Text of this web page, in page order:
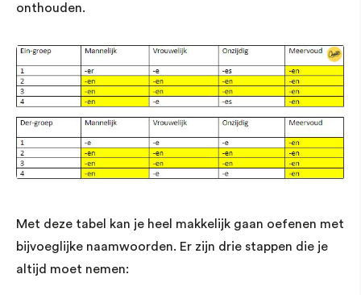
onthouden.
Met deze tabel kan je heel makkelijk gaan oefenen met
bijvoeglijke naamwoorden. Er zijn drie stappen die je
altijd moet nemen: